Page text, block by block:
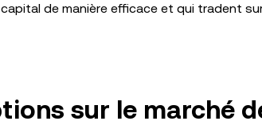
de manière efficace et qui tradent
sur le marché